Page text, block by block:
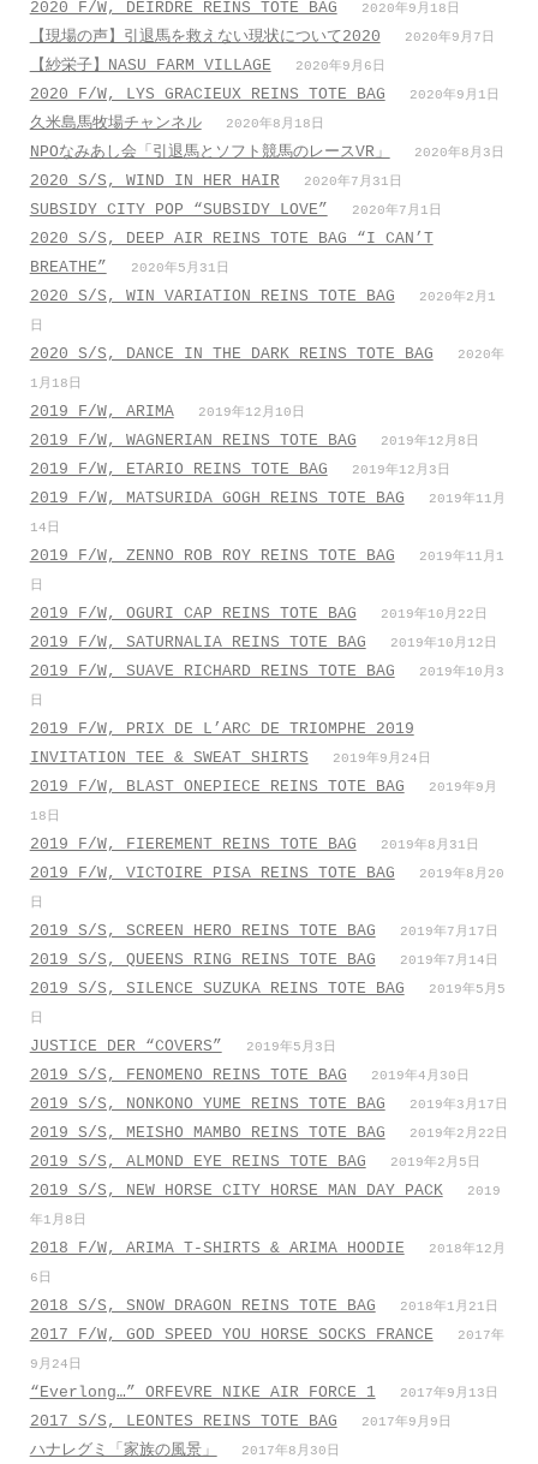
2020 F/W, DEIRDRE REINS TOTE BAG 2020年9月18日
【現場の声】引退馬を救えない現状について2020 2020年9月7日
【紗栄子】NASU FARM VILLAGE 2020年9月6日
2020 F/W, LYS GRACIEUX REINS TOTE BAG 2020年9月1日
久米島馬牧場チャンネル 2020年8月18日
NPOなみあし会「引退馬とソフト競馬のレースVR」 2020年8月3日
2020 S/S, WIND IN HER HAIR 2020年7月31日
SUBSIDY CITY POP “SUBSIDY LOVE” 2020年7月1日
2020 S/S, DEEP AIR REINS TOTE BAG “I CAN’T
BREATHE”
2020年5月31日
2020 S/S, WIN VARIATION REINS TOTE BAG
2020年2月1
日
2020 S/S, DANCE IN THE DARK REINS TOTE BAG
2020年
1月18日
2019 F/W, ARIMA 2019年12月10日
2019 F/W, WAGNERIAN REINS TOTE BAG 2019年12月8日
2019 F/W, ETARIO REINS TOTE BAG 2019年12月3日
2019 F/W, MATSURIDA GOGH REINS TOTE BAG
2019年11月
14日
2019 F/W, ZENNO ROB ROY REINS TOTE BAG
2019年11月1
日
2019 F/W, OGURI CAP REINS TOTE BAG 2019年10月22日
2019 F/W, SATURNALIA REINS TOTE BAG 2019年10月12日
2019 F/W, SUAVE RICHARD REINS TOTE BAG
2019年10月3
日
2019 F/W, PRIX DE L’ARC DE TRIOMPHE 2019
INVITATION TEE & SWEAT SHIRTS
2019年9月24日
2019 F/W, BLAST ONEPIECE REINS TOTE BAG
2019年9月
18日
2019 F/W, FIEREMENT REINS TOTE BAG 2019年8月31日
2019 F/W, VICTOIRE PISA REINS TOTE BAG
2019年8月20
日
2019 S/S, SCREEN HERO REINS TOTE BAG 2019年7月17日
2019 S/S, QUEENS RING REINS TOTE BAG 2019年7月14日
2019 S/S, SILENCE SUZUKA REINS TOTE BAG
2019年5月5
日
JUSTICE DER “COVERS” 2019年5月3日
2019 S/S, FENOMENO REINS TOTE BAG 2019年4月30日
2019 S/S, NONKONO YUME REINS TOTE BAG 2019年3月17日
2019 S/S, MEISHO MAMBO REINS TOTE BAG 2019年2月22日
2019 S/S, ALMOND EYE REINS TOTE BAG 2019年2月5日
2019 S/S, NEW HORSE CITY HORSE MAN DAY PACK
2019
年1月8日
2018 F/W, ARIMA T-SHIRTS & ARIMA HOODIE
2018年12月
6日
2018 S/S, SNOW DRAGON REINS TOTE BAG 2018年1月21日
2017 F/W, GOD SPEED YOU HORSE SOCKS FRANCE
2017年
9月24日
“Everlong…” ORFEVRE NIKE AIR FORCE 1 2017年9月13日
2017 S/S, LEONTES REINS TOTE BAG 2017年9月9日
ハナレグミ「家族の風景」 2017年8月30日